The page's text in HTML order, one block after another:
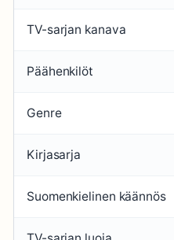
TV-sarjan kanava
Päähenkilöt
Genre
Kirjasarja
Suomenkielinen käännös